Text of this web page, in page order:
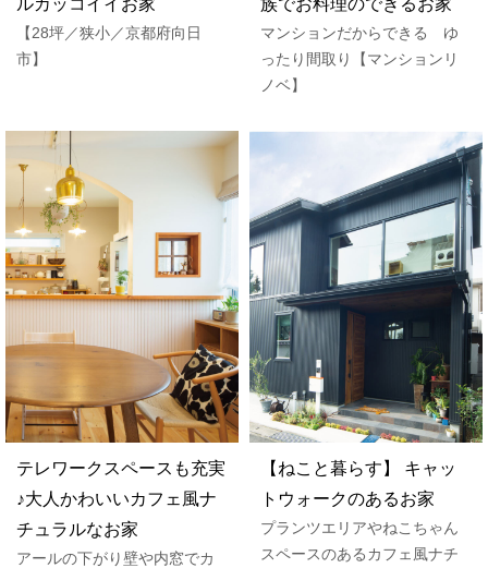
ルカッコイイお家
【28坪／狭小／京都府向日
市】
族でお料理のできるお家
マンションだからできる ゆ
ったり間取り【マンションリ
ノベ】
テレワークスペースも充実
♪大人かわいいカフェ風ナ
チュラルなお家
アールの下がり壁や内窓でカ
【ねこと暮らす】 キャッ
トウォークのあるお家
プランツエリアやねこちゃん
スペースのあるカフェ風ナチ